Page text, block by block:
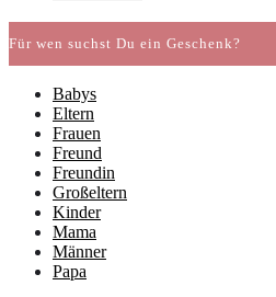
Für wen suchst Du ein Geschenk?
Babys
Eltern
Frauen
Freund
Freundin
Großeltern
Kinder
Mama
Männer
Papa